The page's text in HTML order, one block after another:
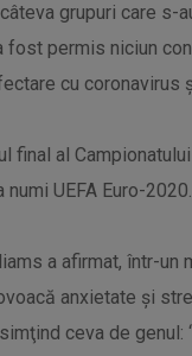
grupuri care s-
permis niciun
cu coronavirus
final al
UEFA Euro-2020.
a afirmat, într-un
anxietate şi
ceva de genul: